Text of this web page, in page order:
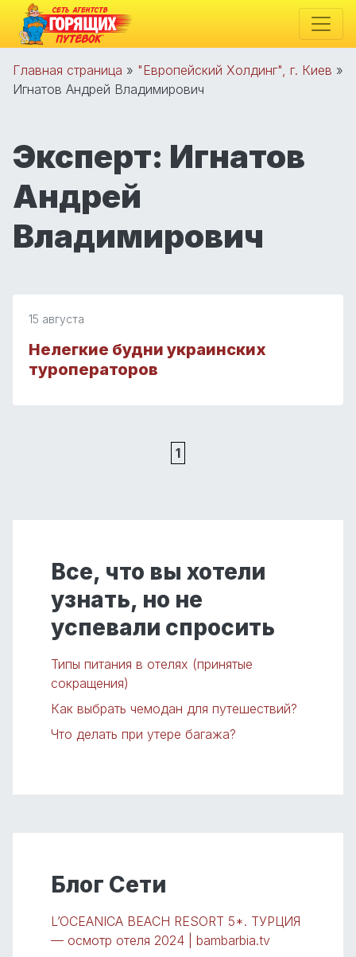
Главная страница » "Европейский Холдинг", г. Киев »
Игнатов Андрей Владимирович
Эксперт: Игнатов
Андрей
Владимирович
15 августа
Нелегкие будни украинских
туроператоров
1
Все, что вы хотели
узнать, но не
успевали спросить
Типы питания в отелях (принятые
сокращения)
Как выбрать чемодан для путешествий?
Что делать при утере багажа?
Блог Сети
L’OCEANICA BEACH RESORT 5*. ТУРЦИЯ
— осмотр отеля 2024 | bambarbia.tv